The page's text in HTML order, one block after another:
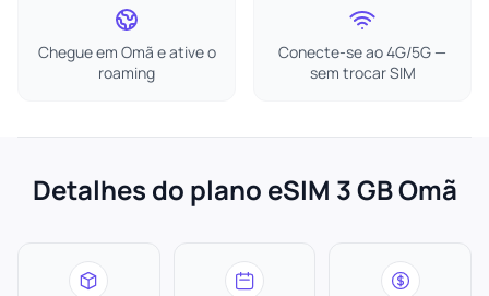
Chegue em Omã e ative o
roaming
Conecte-se ao 4G/5G —
sem trocar SIM
Detalhes do plano eSIM 3 GB Omã